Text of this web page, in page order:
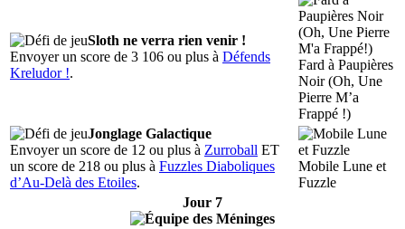
Sloth ne verra rien venir !
Envoyer un score de 3 106 ou plus à Défends
Kreludor !.
Fard à Paupières
Noir (Oh, Une
Pierre M’a
Frappé !)
Jonglage Galactique
Envoyer un score de 12 ou plus à Zurroball ET
un score de 218 ou plus à Fuzzles Diaboliques
d’Au-Delà des Etoiles.
Mobile Lune et
Fuzzle
Jour 7